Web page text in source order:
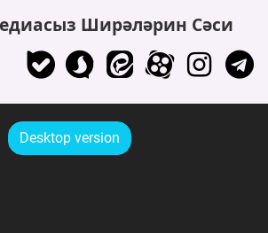
Ширәләрин Сәси
Desktop version